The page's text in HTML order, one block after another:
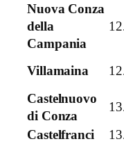
Nuova Conza
della
Campania
Villamaina
Castelnuovo
di Conza
Castelfranci